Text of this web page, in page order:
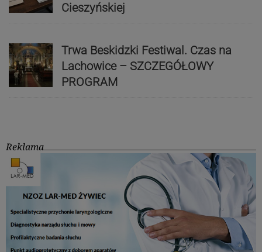
Cieszyńskiej
Trwa Beskidzki Festiwal. Czas na
Lachowice – SZCZEGÓŁOWY
PROGRAM
Reklama